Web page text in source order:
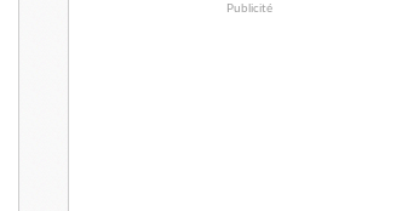
Publicité